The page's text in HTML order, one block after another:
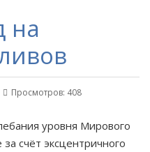
на
Просмотров: 408
уровня Мирового
счёт эксцентричного